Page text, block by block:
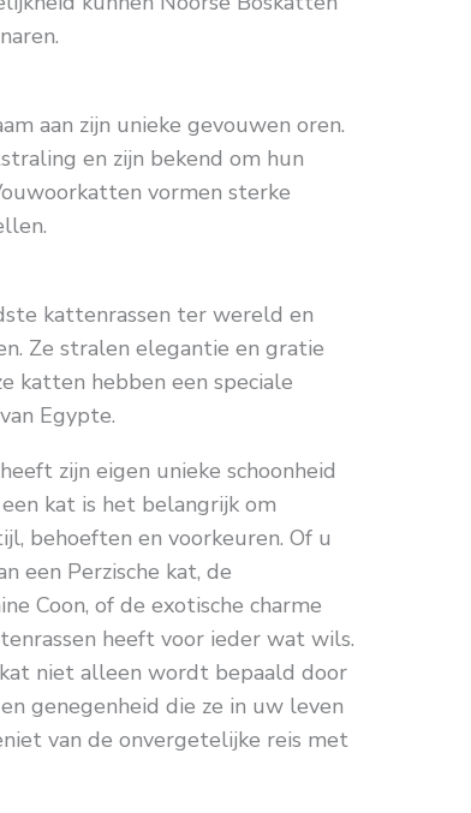
aan zijn unieke gevouwen oren.
en zijn bekend om hun
vormen sterke
kattenrassen ter wereld en
Ze stralen elegantie en gratie
katten hebben een speciale
Egypte.
zijn eigen unieke schoonheid
kat is het belangrijk om
behoeften en voorkeuren. Of u
een Perzische kat, de
Coon, of de exotische charme
heeft voor ieder wat wils.
niet alleen wordt bepaald door
genegenheid die ze in uw leven
van de onvergetelijke reis met